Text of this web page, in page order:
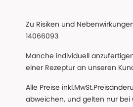
Zu Risiken und
14066093
Manche individuell
einer Rezeptur an unseren
Alle Preise
abweichen, und gelten nur bei